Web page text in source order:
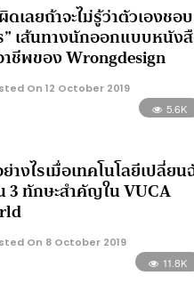
ดเลยถ้าจะไม่รู้ว่าตัวเองชอบ
” เส้นทางนักออกแบบหนัง
ชีพของ Wrongdesign
On 12 October 2019
5.6K
างไรเมื่อเทคโนโลยีเปลี่ย
3 ทักษะสำคัญใน VUCA
On 8 October 2019
11.8K